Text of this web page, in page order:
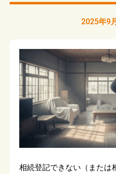
2025年9
相続登記できない（または